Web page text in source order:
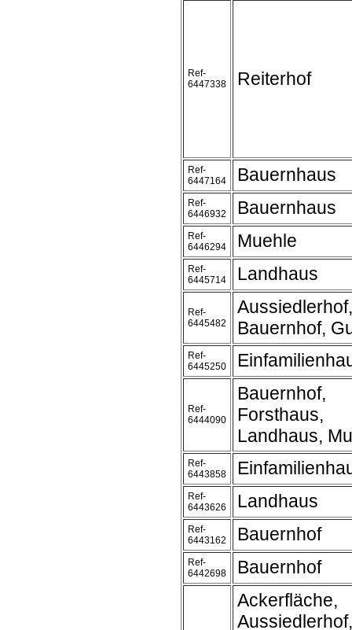
Ref-
6447338
Reiterhof
Ref-
6447164
Bauernhaus
Ref-
6446932
Bauernhaus
Ref-
6446294
Muehle
Ref-
6445714
Landhaus
Ref-
6445482
Aussiedlerhof,
Bauernhof,
Ref-
6445250
Ref-
6444090
Bauernhof,
Forsthaus,
Landhaus,
Ref-
6443858
Ref-
6443626
Landhaus
Ref-
6443162
Bauernhof
Ref-
6442698
Bauernhof
Ackerfläche,
Aussiedlerhof,